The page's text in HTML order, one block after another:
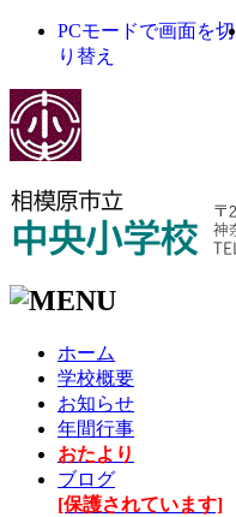
PCモードで画面を切
り替え
ホーム
学校概要
お知らせ
年間行事
おたより
ブログ
[保護されています]